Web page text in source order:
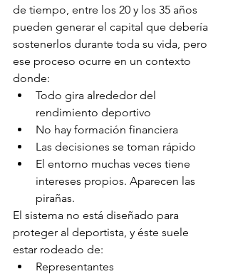
de tiempo, entre los 20 y los 35 años
pueden generar el capital que debería
sostenerlos durante toda su vida, pero
ese proceso ocurre en un contexto
donde:
Todo gira alrededor del
rendimiento deportivo
No hay formación financiera
Las decisiones se toman rápido
El entorno muchas veces tiene
intereses propios. Aparecen las
pirañas.
El sistema no está diseñado para
proteger al deportista, y éste suele
estar rodeado de:
Representantes